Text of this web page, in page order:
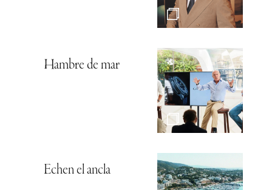
Hambre de mar
Echen el ancla